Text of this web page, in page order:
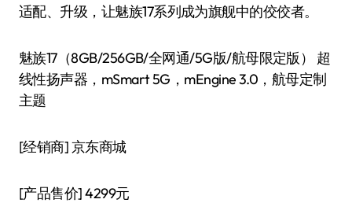
适配、升级，让魅族17系列成为旗舰中的佼佼者。
魅族17（8GB/256GB/全网通/5G版/航母限定版） 超
线性扬声器，mSmart 5G，mEngine 3.0，航母定制
主题
[经销商]京东商城
[产品售价]4299元